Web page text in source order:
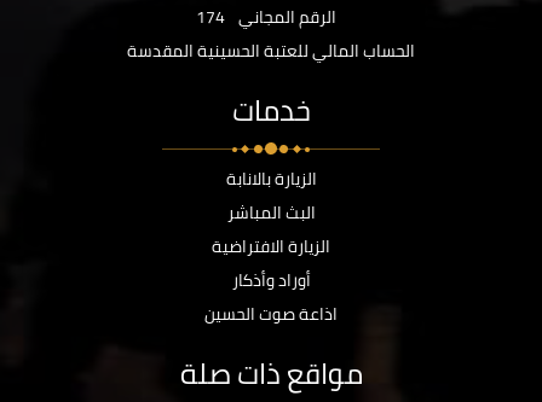
الرقم المجاني 174
الحساب المالي للعتبة الحسينية المقدسة
خدمات
الزيارة بالانابة
البث المباشر
الزيارة الافتراضية
أوراد وأذكار
اذاعة صوت الحسين
مواقع ذات صلة